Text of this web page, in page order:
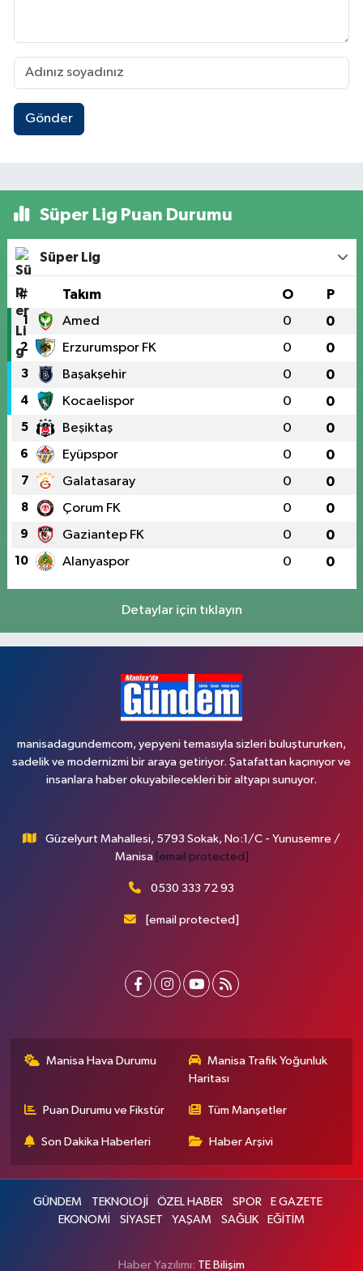
Gönder
Süper Lig Puan Durumu
Süper Lig
# Takım O P
1 Amed 0 0
2 Erzurumspor FK 0 0
3 Başakşehir 0 0
4 Kocaelispor 0 0
5 Beşiktaş 0 0
6 Eyüpspor 0 0
7 Galatasaray 0 0
8 Çorum FK 0 0
9 Gaziantep FK 0 0
10 Alanyaspor 0 0
Detaylar için tıklayın
manisadagundemcom, yepyeni temasıyla sizleri buluştururken,
sadelik ve modernizmi bir araya getiriyor. Şatafattan kaçınıyor ve
insanlara haber okuyabilecekleri bir altyapı sunuyor.
Güzelyurt Mahallesi, 5793 Sokak, No:1/C - Yunusemre /
Manisa [email protected]
0530 333 72 93
[email protected]
Manisa Hava Durumu
Manisa Trafik Yoğunluk
Haritası
Puan Durumu ve Fikstür Tüm Manşetler
Son Dakika Haberleri Haber Arşivi
GÜNDEM TEKNOLOJİ ÖZEL HABER SPOR
E GAZETE
EKONOMİ
SİYASET YAŞAM SAĞLIK EĞİTİM
Haber Yazılımı: TE Bilişim